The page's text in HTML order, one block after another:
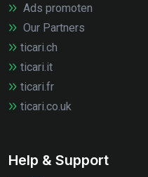
Ads promoten
Our Partners
ticari.ch
ticari.it
ticari.fr
ticari.co.uk
Help & Support